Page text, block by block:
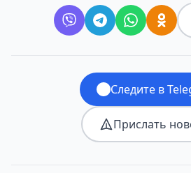
Следите в
Прислать